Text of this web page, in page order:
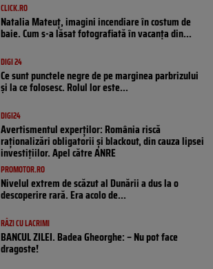
CLICK.RO
Natalia Mateuț, imagini incendiare în costum de
baie. Cum s-a lăsat fotografiată în vacanța din...
DIGI 24
Ce sunt punctele negre de pe marginea parbrizului
și la ce folosesc. Rolul lor este...
DIGI24
Avertismentul experților: România riscă
raționalizări obligatorii și blackout, din cauza lipsei
investițiilor. Apel către ANRE
PROMOTOR.RO
Nivelul extrem de scăzut al Dunării a dus la o
descoperire rară. Era acolo de...
RÂZI CU LACRIMI
BANCUL ZILEI. Badea Gheorghe: – Nu pot face
dragoste!